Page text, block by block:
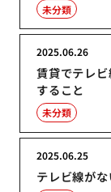
未分類
賃貸でテレ
すること
2025.06.26
未分類
テレビ線が
2025.06.25